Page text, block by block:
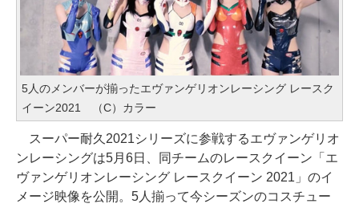
5人のメンバーが揃ったエヴァンゲリオンレーシング レースク
イーン2021 （C）カラー
スーパー耐久2021シリーズに参戦するエヴァンゲリオ
ンレーシングは5月6日、同チームのレースクイーン「エ
ヴァンゲリオンレーシング レースクイーン 2021」のイ
メージ映像を公開。5人揃って今シーズンのコスチュー